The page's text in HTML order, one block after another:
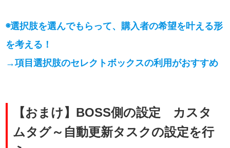
◉選択肢を選んでもらって、購入者の希望を叶える形
を考える！
→項目選択肢のセレクトボックスの利用がおすすめ
【おまけ】BOSS側の設定 カスタ
ムタグ～自動更新タスクの設定を行